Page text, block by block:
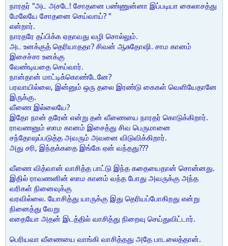
நாரதர் "அட அசடே! சோதனை பண்ணுன்னா இப்படியா கைலாசத்து
மேலேயே சோதனை செய்வாய்? "
என்றார்.
நாரதரே தப்பிக்க ஏதாவது வழி சொல்லும்.
அட உனக்குத் தெரியாததா? சிவன் ஆசுதோஷி. சாம கானம்
இசைச்சா உனக்கு
வேண்டியதை செய்வார்.
நான்தான் மாட்டிக்கொண்டேனே?
பரவாயில்லை, இன்னும் ஒரு தலை இரண்டு கைகள் வெளியேதானே
இருக்கு.
வீணை இல்லையே?
இதோ நான் தரேன் என்று தன் வீணையை நாரதர் கொடுக்கிறார்.
ராவணனும் ஸாம கானம் இசைத்து சிவ பெருமானை
சந்தோஷப்படுத்த அவரும் அவனை விடுவிக்கிறார்.
அது சரி, இந்தக்கதை இங்கே ஏன் வந்தது???
வீணை வித்வான் வாசித்த பாட்டு இந்த கதையைதான் சொன்னது.
இதில் ராவணனின் ஸாம கானம் வந்த போது அவருக்கு அந்த
வரிகள் நினைவுக்கு
வரவில்லை. யோசித்து யாருக்கு இது தெரியப்போகிறது என்று
நினைத்து வேறு
எதையோ அதன் இடத்தில் வாசித்து நிறைவு செய்துவிட்டார்.
பெரியவா வீணையை வாங்கி வாசித்தது அதே பாடலைத்தான்.